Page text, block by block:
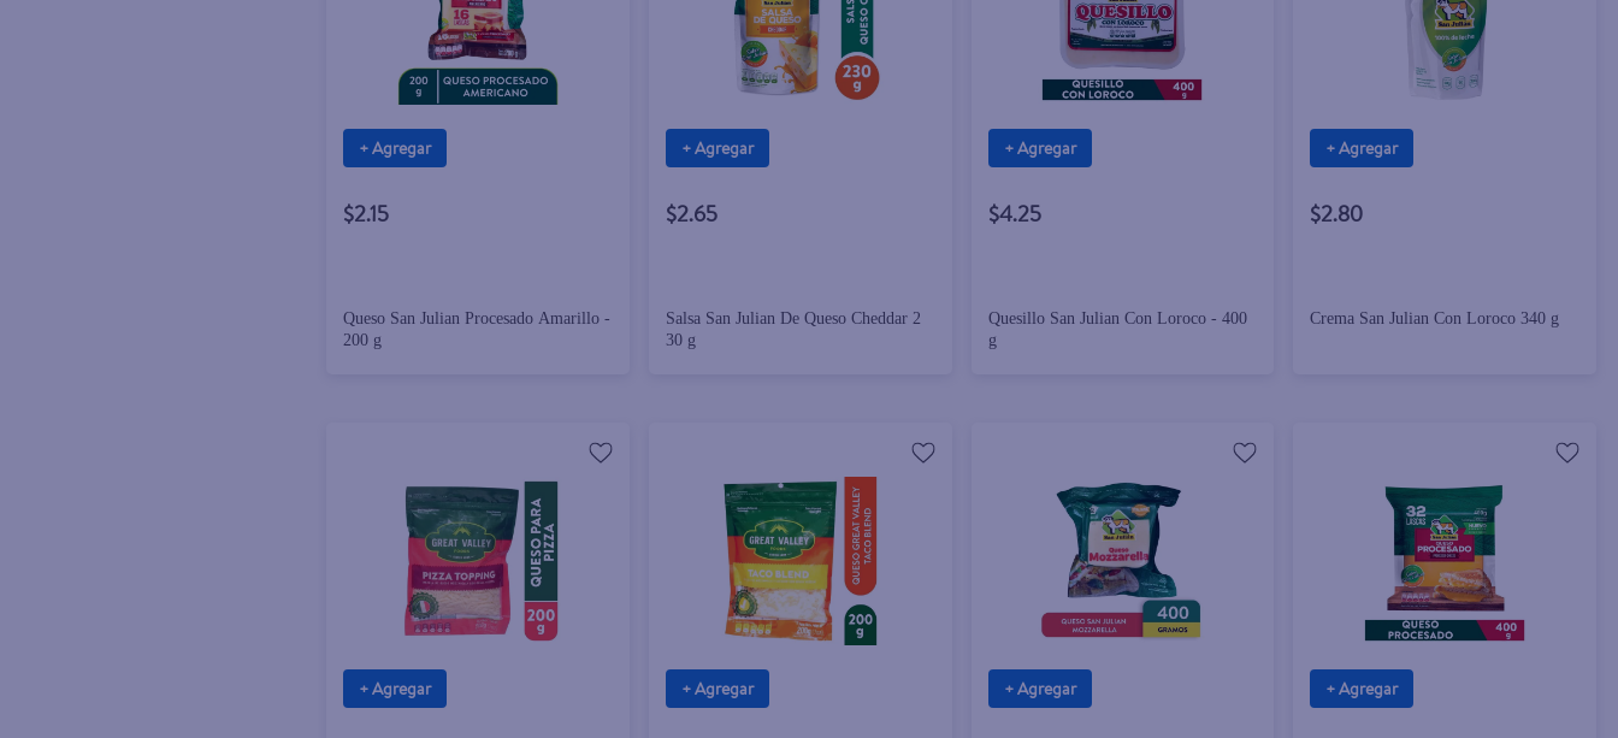
+ Agregar
$2.15
Queso San Julian Procesado Amarillo -
200 g
+ Agregar
$2.65
Salsa San Julian De Queso Cheddar 2
30 g
+ Agregar
$4.25
Quesillo San Julian Con Loroco - 400
g
+ Agregar
$2.80
Crema San Julian Con Loroco 340 g
+ Agregar + Agregar + Agregar + Agregar